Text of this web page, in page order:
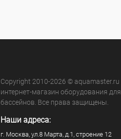
Copyright 2010-2026 © aquamaster.ru
интернет-магазин оборудования для
бассейнов. Все права защищены.
Наши адреса:
г. Москва, ул.8 Марта, д.1, строение 12